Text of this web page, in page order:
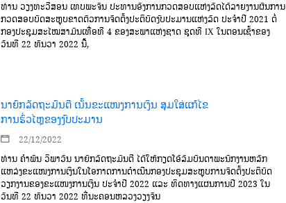
ທ່ານ ວຽງທະວີສອນ ເທບພະຈັນ ປະທານອົງການກວດສອບແຫ່ງລັດໄດ້ລາຍງານຜົນການ
ກວດສອບບົດສະຫຼຸບຂາດຕົວການຈັດຕັ້ງປະຕິບັດງົບປະມານແຫ່ງລັດ ປະຈຳປີ 2021 ຕໍ່
ກອງປະຊຸມສະໄໝສາມັນເທື່ອທີ 4 ຂອງສະພາແຫ່ງຊາດ ຊຸດທີ IX ໃນຕອນເຊົ້າຂອງ
ວັນທີ 22 ທັນວາ 2022 ນີ້,
ນາຍົກລັດຖະມົນຕີ ເນັ້ນຂະແໜງການເງິນ ສຸມໃສ່ແກ້ໄຂ
ການຮົ່ວໄຫຼຂອງງົບປະມານ
22/12/2022
ທ່ານ ຄຳພັນ ວິພາວັນ ນາຍົກລັດຖະມົນຕີ ໄດ້ໃຫ້ກຽດໂອ້ລົມບັນດາພະນັກງານຫລັກ
ແຫລ່ງຂະແໜງການເງິນໃນໂອກາດການດຳເນີນກອງປະຊຸມສະຫຼຸບການຈັດຕັ້ງປະຕິບັດ
ວຽກງານຂອງຂະແໜງການເງິນ ປະຈຳປີ 2022 ແລະ ທິດທາງແຜນການປີ 2023 ໃນ
ວັນທີ 22 ທັນວາ 2022 ທີ່ນະຄອນຫລວງວຽງຈັນ